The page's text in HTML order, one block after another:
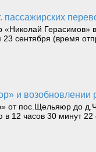
пассажирских
Герасимов»
23 сентября (время
и
от пос.Щельяюр до
12 часов 30 минут